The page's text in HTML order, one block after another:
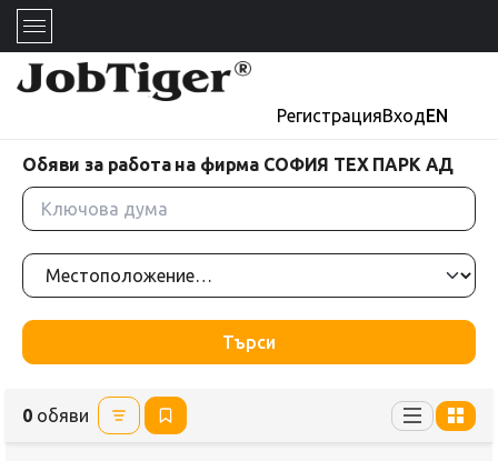
РегистрацияВходEN
Обяви за работа на фирма СОФИЯ ТЕХ ПАРК АД
Търси
0 обяви